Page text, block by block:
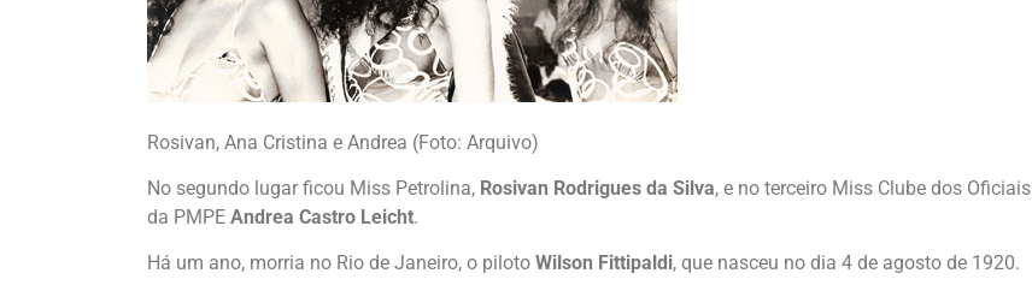
Rosivan, Ana Cristina e Andrea (Foto: Arquivo)
No segundo lugar ficou Miss Petrolina, Rosivan Rodrigues da Silva, e no terceiro Miss Clube dos Oficiais
da PMPE Andrea Castro Leicht.
Há um ano, morria no Rio de Janeiro, o piloto Wilson Fittipaldi, que nasceu no dia 4 de agosto de 1920.